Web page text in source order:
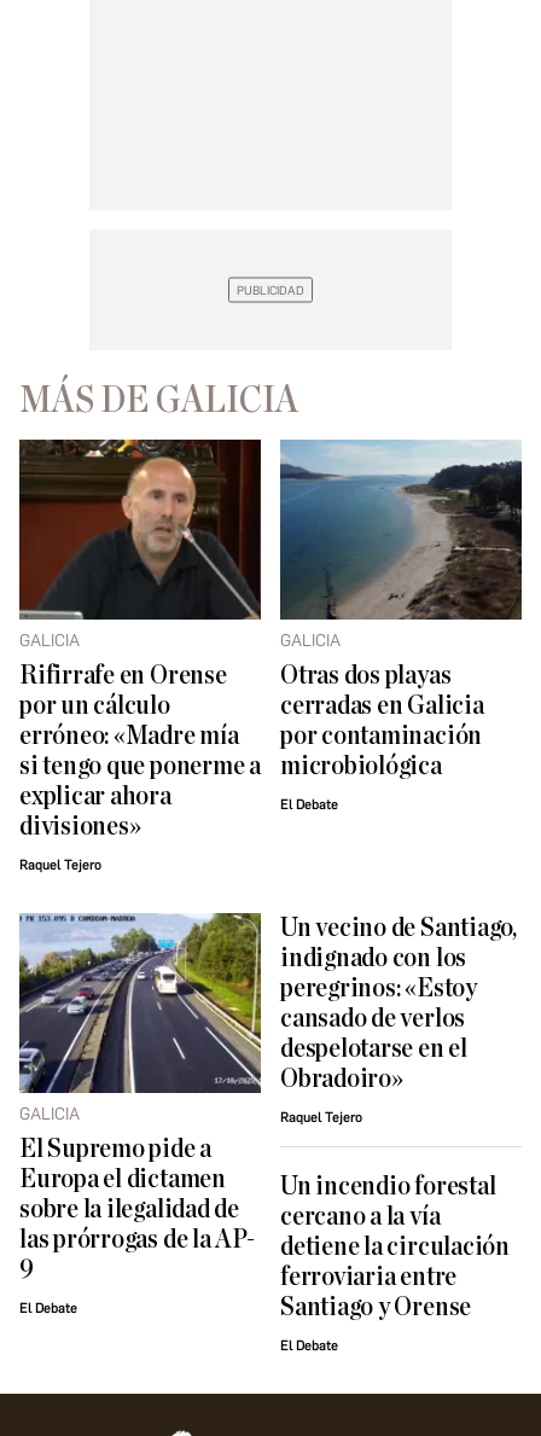
MÁS DE GALICIA
GALICIA
Rifirrafe en Orense
por un cálculo
erróneo: «Madre mía
si tengo que ponerme a
explicar ahora
divisiones»
Raquel Tejero
GALICIA
Otras dos playas
cerradas en Galicia
por contaminación
microbiológica
El Debate
GALICIA
El Supremo pide a
Europa el dictamen
sobre la ilegalidad de
las prórrogas de la AP-
9
El Debate
Un vecino de Santiago,
indignado con los
peregrinos: «Estoy
cansado de verlos
despelotarse en el
Obradoiro»
Raquel Tejero
Un incendio forestal
cercano a la vía
detiene la circulación
ferroviaria entre
Santiago y Orense
El Debate